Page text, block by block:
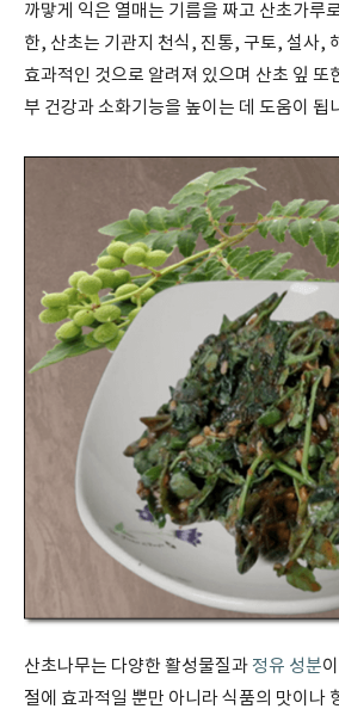
까맣게 익은 열매는 기름을 짜고 산초가루
한, 산초는 기관지 천식, 진통, 구토, 설사,
효과적인 것으로 알려져 있으며 산초 잎 또
부 건강과 소화기능을 높이는 데 도움이 됩
산초나무는 다양한 활성물질과정유 성분
절에 효과적일 뿐만 아니라 식품의 맛이나